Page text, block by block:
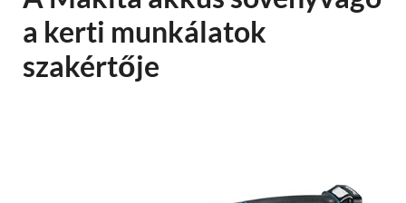
a kerti munkálatok
szakértője